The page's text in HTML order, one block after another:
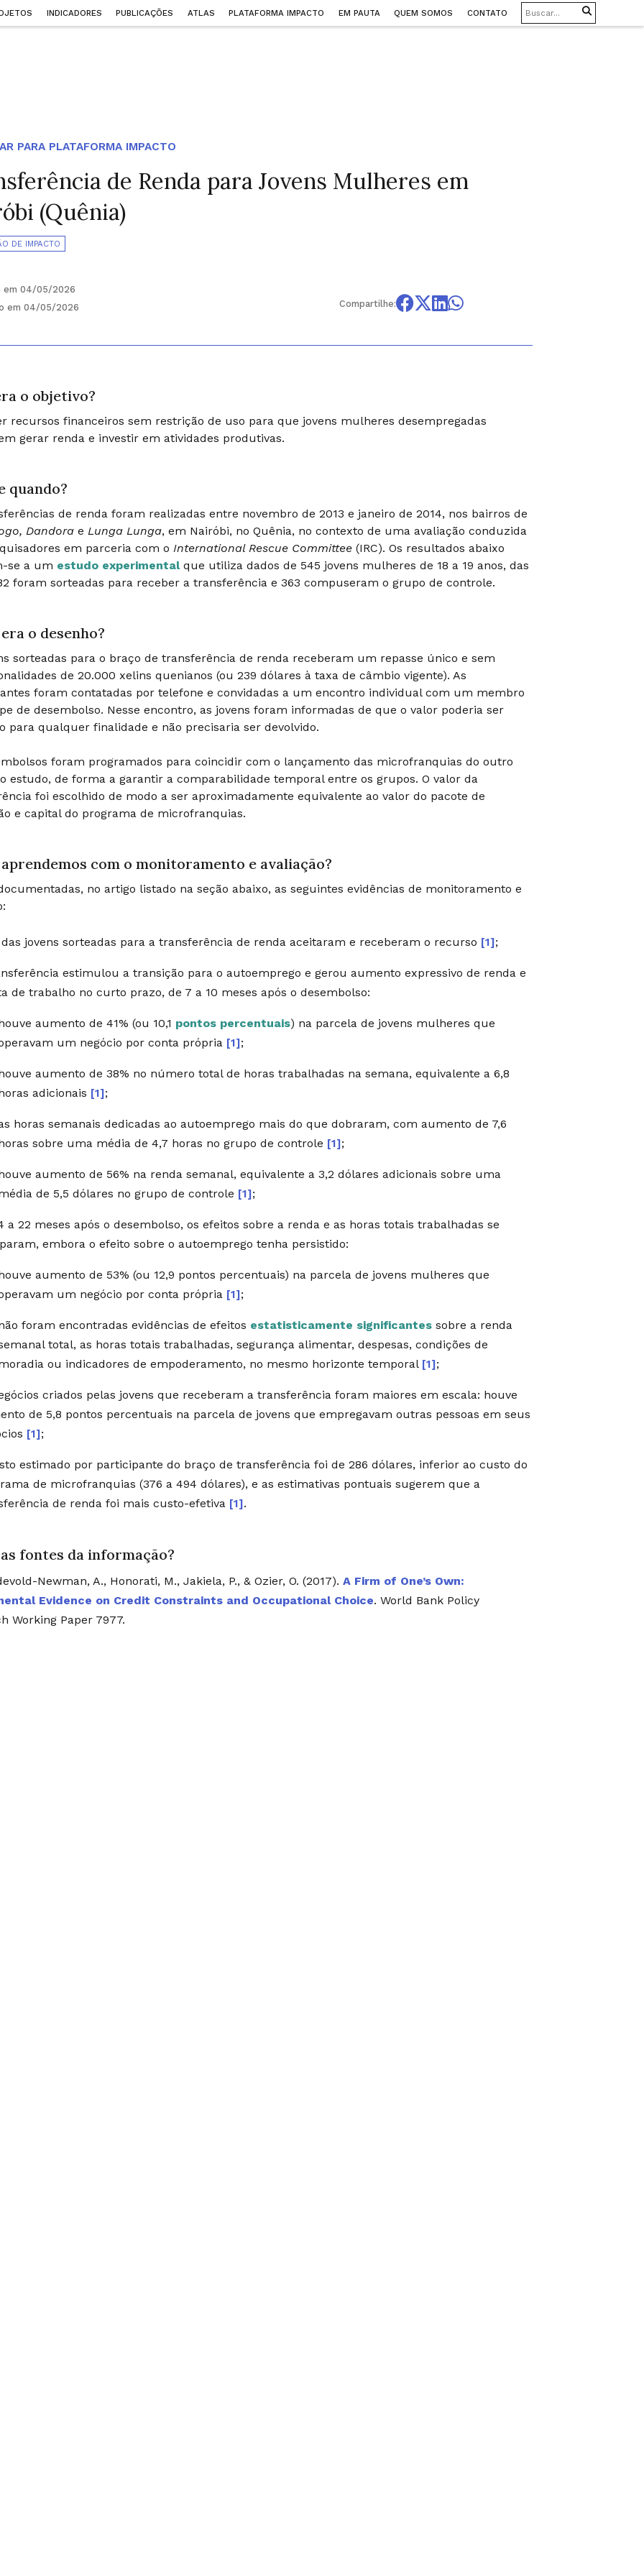
INDICADORES PUBLICAÇÕES ATLAS PLATAFORMA IMPACTO EM PAUTA QUEM SOMOS CONTATO
PARA PLATAFORMA IMPACTO
de Renda para Jovens Mulheres em
(Quênia)
DE IMPACTO
em 04/05/2026
em 04/05/2026
Compartilhe:
o objetivo?
recursos financeiros sem restrição de uso para que jovens mulheres desempregadas
gerar renda e investir em atividades produtivas.
quando?
de renda foram realizadas entre novembro de 2013 e janeiro de 2014, nos bairros de
Dandora eLunga Lunga, em Nairóbi, no Quênia, no contexto de uma avaliação conduzida
em parceria com oInternational Rescue Committee (IRC). Os resultados abaixo
se a um estudo experimentalque utiliza dados de 545 jovens mulheres de 18 a 19 anos, das
foram sorteadas para receber a transferência e 363 compuseram o grupo de controle.
o desenho?
sorteadas para o braço de transferência de renda receberam um repasse único e sem
de 20.000 xelins quenianos (ou 239 dólares à taxa de câmbio vigente). As
foram contatadas por telefone e convidadas a um encontro individual com um membro
de desembolso. Nesse encontro, as jovens foram informadas de que o valor poderia ser
para qualquer finalidade e não precisaria ser devolvido.
foram programados para coincidir com o lançamento das microfranquias do outro
estudo, de forma a garantir a comparabilidade temporal entre os grupos. O valor da
foi escolhido de modo a ser aproximadamente equivalente ao valor do pacote de
e capital do programa de microfranquias.
aprendemos com o monitoramento e avaliação?
no artigo listado na seção abaixo, as seguintes evidências de monitoramento e
das jovens sorteadas para a transferência de renda aceitaram e receberam o recurso [1];
estimulou a transição para o autoemprego e gerou aumento expressivo de renda e
de trabalho no curto prazo, de 7 a 10 meses após o desembolso:
aumento de 41% (ou 10,1 pontos percentuais) na parcela de jovens mulheres que
um negócio por conta própria [1];
aumento de 38% no número total de horas trabalhadas na semana, equivalente a 6,8
adicionais [1];
horas semanais dedicadas ao autoemprego mais do que dobraram, com aumento de 7,6
sobre uma média de 4,7 horas no grupo de controle [1];
aumento de 56% na renda semanal, equivalente a 3,2 dólares adicionais sobre uma
de 5,5 dólares no grupo de controle [1];
a 22 meses após o desembolso, os efeitos sobre a renda e as horas totais trabalhadas se
embora o efeito sobre o autoemprego tenha persistido:
aumento de 53% (ou 12,9 pontos percentuais) na parcela de jovens mulheres que
um negócio por conta própria [1];
foram encontradas evidências de efeitos estatisticamente significantes sobre a renda
total, as horas totais trabalhadas, segurança alimentar, despesas, condições de
ou indicadores de empoderamento, no mesmo horizonte temporal [1];
criados pelas jovens que receberam a transferência foram maiores em escala: houve
de 5,8 pontos percentuais na parcela de jovens que empregavam outras pessoas em seus
[1];
estimado por participante do braço de transferência foi de 286 dólares, inferior ao custo do
de microfranquias (376 a 494 dólares), e as estimativas pontuais sugerem que a
de renda foi mais custo-efetiva [1].
fontes da informação?
Newman, A., Honorati, M., Jakiela, P., & Ozier, O. (2017).A Firm of One’s Own:
Evidence on Credit Constraints and Occupational Choice. World Bank Policy
Working Paper 7977.